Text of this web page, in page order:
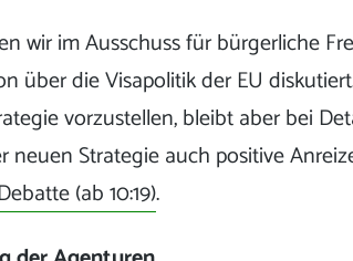
wir im Ausschuss für bürgerliche
über die Visapolitik der EU
vorzustellen, bleibt aber bei
neuen Strategie auch positive
(ab 10:19).